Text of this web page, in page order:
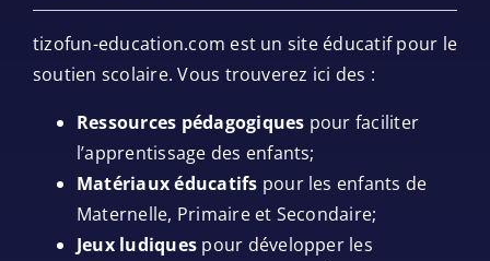
tizofun-education.com est un site éducatif pour le
soutien scolaire. Vous trouverez ici des :
Ressources pédagogiques pour faciliter
l’apprentissage des enfants;
Matériaux éducatifs pour les enfants de
Maternelle, Primaire et Secondaire;
Jeux ludiques pour développer les